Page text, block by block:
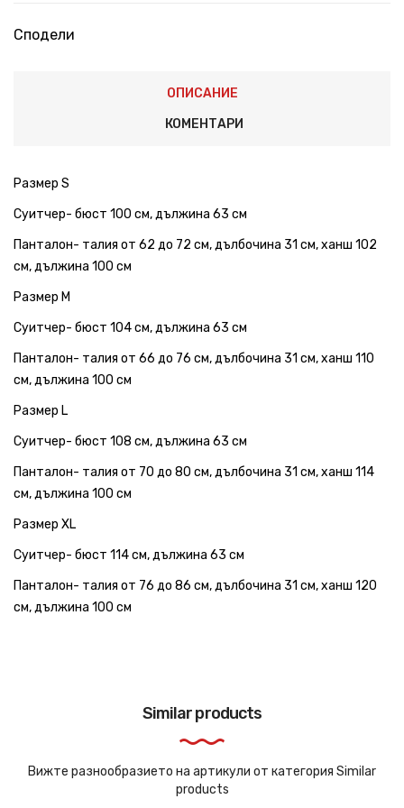
Сподели
ОПИСАНИЕ
КОМЕНТАРИ
Размер S
Суитчер- бюст 100 см, дължина 63 см
Панталон- талия от 62 до 72 см, дълбочина 31 см, ханш 102
см, дължина 100 см
Размер M
Суитчер- бюст 104 см, дължина 63 см
Панталон- талия от 66 до 76 см, дълбочина 31 см, ханш 110
см, дължина 100 см
Размер L
Суитчер- бюст 108 см, дължина 63 см
Панталон- талия от 70 до 80 см, дълбочина 31 см, ханш 114
см, дължина 100 см
Размер XL
Суитчер- бюст 114 см, дължина 63 см
Панталон- талия от 76 до 86 см, дълбочина 31 см, ханш 120
см, дължина 100 см
Similar products
Вижте разнообразието на артикули от категория Similar
products